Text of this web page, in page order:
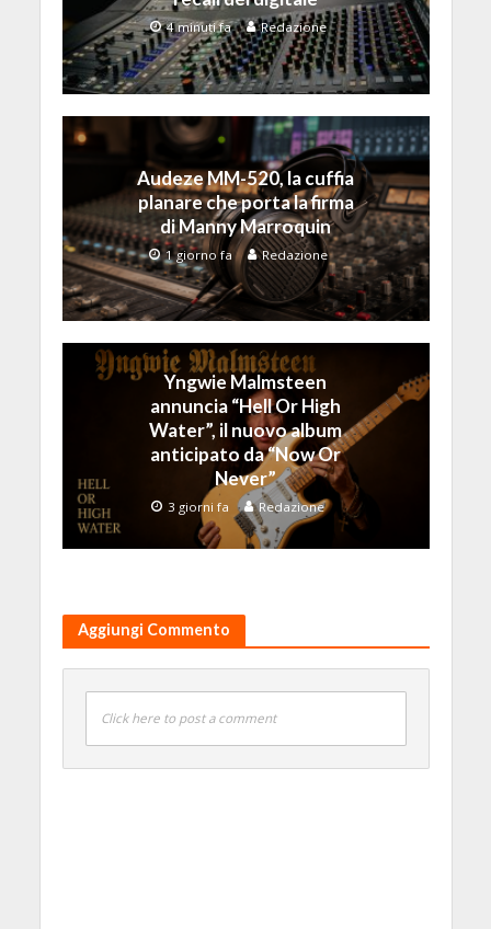
4 minuti fa Redazione
Audeze MM-520, la cuffia
planare che porta la firma
di Manny Marroquin
1 giorno fa Redazione
Yngwie Malmsteen
annuncia “Hell Or High
Water”, il nuovo album
anticipato da “Now Or
Never”
3 giorni fa Redazione
Aggiungi Commento
Click here to post a comment